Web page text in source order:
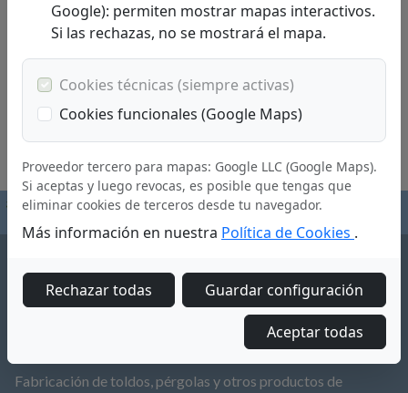
Fabricación de toldos, pérgolas y otros productos de
Google): permiten mostrar mapas interactivos.
Si las rechazas, no se mostrará el mapa.
Cookies técnicas (siempre activas)
Cookies funcionales (Google Maps)
Proveedor tercero para mapas: Google LLC (Google Maps).
Si aceptas y luego revocas, es posible que tengas que
eliminar cookies de terceros desde tu navegador.
Más información en nuestra Política de Cookies .
Rechazar todas Guardar configuración
Aceptar todas